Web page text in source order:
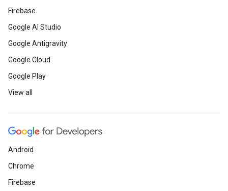
Firebase
Google AI Studio
Google Antigravity
Google Cloud
Google Play
View all
Android
Chrome
Firebase